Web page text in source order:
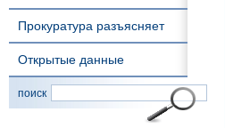
Прокуратура разъясняет
Открытые данные
поиск